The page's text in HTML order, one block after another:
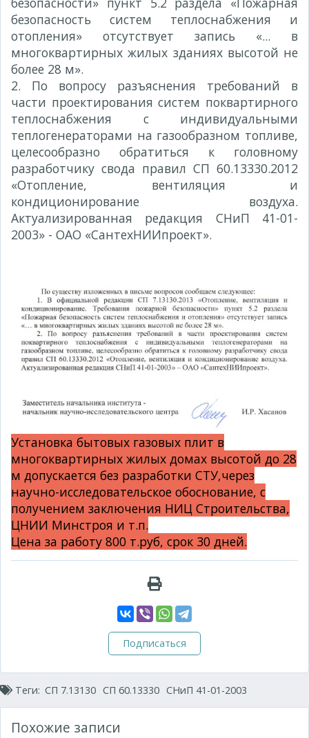
безопасность систем теплоснабжения и
отопления» отсутствует запись «... в
многоквартирных жилых зданиях высотой не
более 28 м».
2. По вопросу разъяснения требований в
части проектирования систем поквартирного
теплоснабжения с индивидуальными
теплогенераторами на газообразном топливе,
целесообразно обратиться к головному
разработчику свода правил СП 60.13330.2012
«Отопление, вентиляция и
кондиционирование воздуха.
Актуализированная редакция СНиП 41-01-
2003» - ОАО «СантехНИИпроект».
Установка бытовых газовых плит в
многоквартирных жилых домах высотой до 28
м допускается без разработки СТУ,через
научно-исследовательское обоснование, с
получением заключения НИЦ Строительства,
ЦНИИ Минстроя и т.п.
Цена за работу 800 т.руб, срок 30 дней.
Подписаться
Теги: СП 7.13130 СП 60.13330 СНиП 41-01-2003
Похожие записи